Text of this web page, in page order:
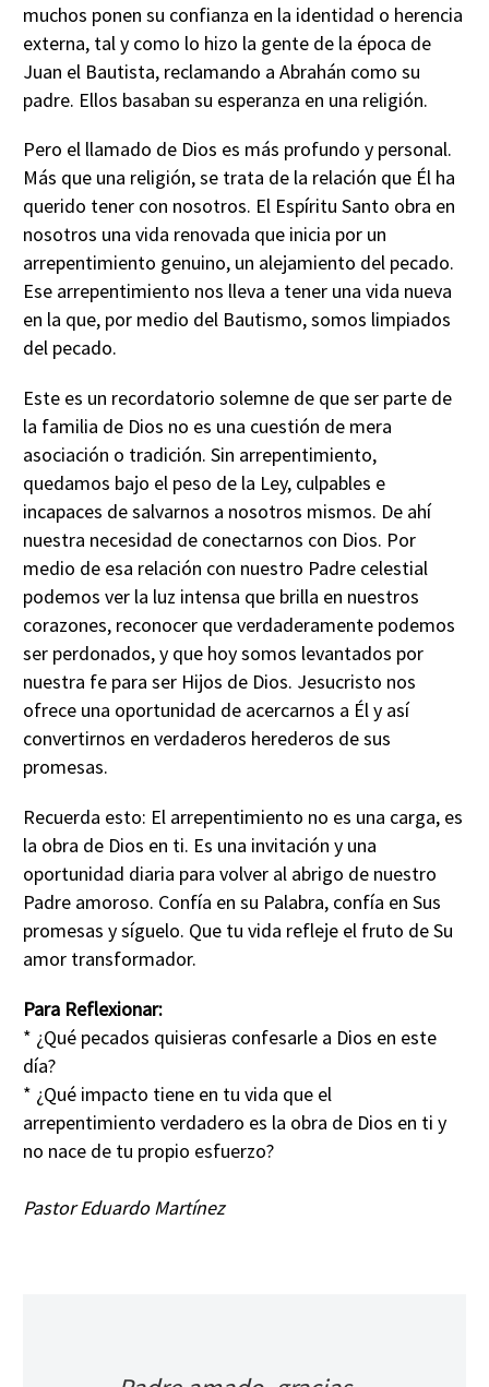
muchos ponen su confianza en la identidad o herencia
externa, tal y como lo hizo la gente de la época de
Juan el Bautista, reclamando a Abrahán como su
padre. Ellos basaban su esperanza en una religión.
Pero el llamado de Dios es más profundo y personal.
Más que una religión, se trata de la relación que Él ha
querido tener con nosotros. El Espíritu Santo obra en
nosotros una vida renovada que inicia por un
arrepentimiento genuino, un alejamiento del pecado.
Ese arrepentimiento nos lleva a tener una vida nueva
en la que, por medio del Bautismo, somos limpiados
del pecado.
Este es un recordatorio solemne de que ser parte de
la familia de Dios no es una cuestión de mera
asociación o tradición. Sin arrepentimiento,
quedamos bajo el peso de la Ley, culpables e
incapaces de salvarnos a nosotros mismos. De ahí
nuestra necesidad de conectarnos con Dios. Por
medio de esa relación con nuestro Padre celestial
podemos ver la luz intensa que brilla en nuestros
corazones, reconocer que verdaderamente podemos
ser perdonados, y que hoy somos levantados por
nuestra fe para ser Hijos de Dios. Jesucristo nos
ofrece una oportunidad de acercarnos a Él y así
convertirnos en verdaderos herederos de sus
promesas.
Recuerda esto: El arrepentimiento no es una carga, es
la obra de Dios en ti. Es una invitación y una
oportunidad diaria para volver al abrigo de nuestro
Padre amoroso. Confía en su Palabra, confía en Sus
promesas y síguelo. Que tu vida refleje el fruto de Su
amor transformador.
Para Reflexionar:
* ¿Qué pecados quisieras confesarle a Dios en este
día?
* ¿Qué impacto tiene en tu vida que el
arrepentimiento verdadero es la obra de Dios en ti y
no nace de tu propio esfuerzo?
Pastor Eduardo Martínez